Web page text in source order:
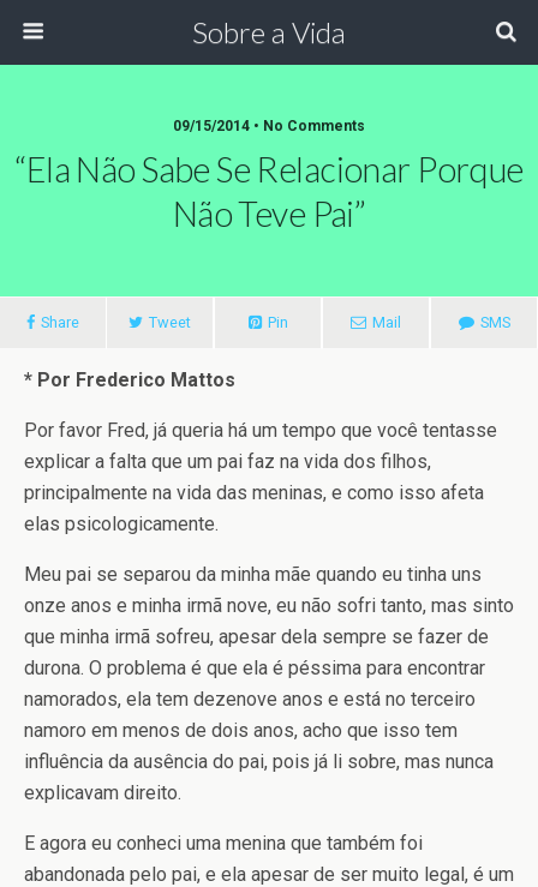
Sobre a Vida
09/15/2014 • No Comments
“Ela Não Sabe Se Relacionar Porque
Não Teve Pai”
Share Tweet Pin Mail SMS
* Por Frederico Mattos
Por favor Fred, já queria há um tempo que você tentasse
explicar a falta que um pai faz na vida dos filhos,
principalmente na vida das meninas, e como isso afeta
elas psicologicamente.
Meu pai se separou da minha mãe quando eu tinha uns
onze anos e minha irmã nove, eu não sofri tanto, mas sinto
que minha irmã sofreu, apesar dela sempre se fazer de
durona. O problema é que ela é péssima para encontrar
namorados, ela tem dezenove anos e está no terceiro
namoro em menos de dois anos, acho que isso tem
influência da ausência do pai, pois já li sobre, mas nunca
explicavam direito.
E agora eu conheci uma menina que também foi
abandonada pelo pai, e ela apesar de ser muito legal, é um